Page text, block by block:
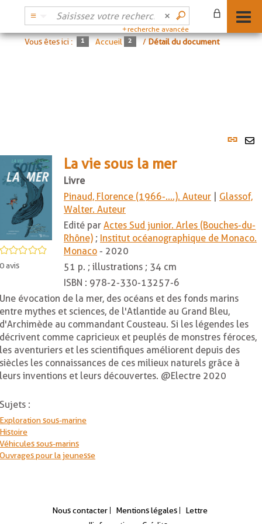
recherche avancée
Vous êtes ici : Accueil /Détail du document
Lien
5
0avis
La vie sous la mer
Livre
Pinaud, Florence (1966-....). Auteur
Glassof,
Walter. Auteur
Edité par Actes Sud junior. Arles (Bouches-du-
Rhône) ; Institut océanographique de Monaco.
Monaco - 2020
51 p. ; illustrations ; 34 cm
ISBN : 978-2-330-13257-6
Une évocation de la mer, des océans et des fonds marins
entre mythes et sciences, de l'Atlantide au Grand Bleu,
d'Archimède au commandant Cousteau. Si les légendes les
décrivent comme capricieux et peuplés de monstres féroces,
les aventuriers et les scientifiques améliorent depuis des
siècles les connaissances de ces milieux naturels grâce à
leurs inventions et leurs découvertes. @Electre 2020
Sujets :
Exploration sous-marine
Histoire
Véhicules sous-marins
Ouvrages pour la jeunesse
Nous contacter Mentions légales
Lettre